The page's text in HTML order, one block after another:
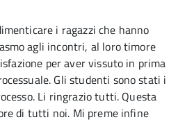
i ragazzi che hanno
agli incontri, al loro timore
per aver vissuto in prima
Gli studenti sono stati i
Li ringrazio tutti. Questa
di tutti noi. Mi preme infine